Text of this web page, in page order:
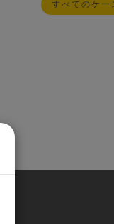
すべてのケー